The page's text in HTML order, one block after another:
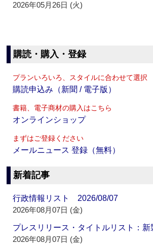
2026年05月26日 (火)
購読・購入・登録
プランいろいろ、スタイルに合わせて選択
購読申込み（新聞 / 電子版）
書籍、電子商材の購入はこちら
オンラインショップ
まずはご登録ください
メールニュース 登録（無料）
新着記事
行政情報リスト 2026/08/07
2026年08月07日 (金)
プレスリリース・タイトルリスト：
2026年08月07日 (金)